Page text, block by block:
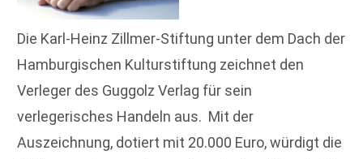
Die Karl-Heinz Zillmer-Stiftung unter dem Dach der
Hamburgischen Kulturstiftung zeichnet den
Verleger des Guggolz Verlag für sein
verlegerisches Handeln aus. Mit der
Auszeichnung, dotiert mit 20.000 Euro, würdigt die